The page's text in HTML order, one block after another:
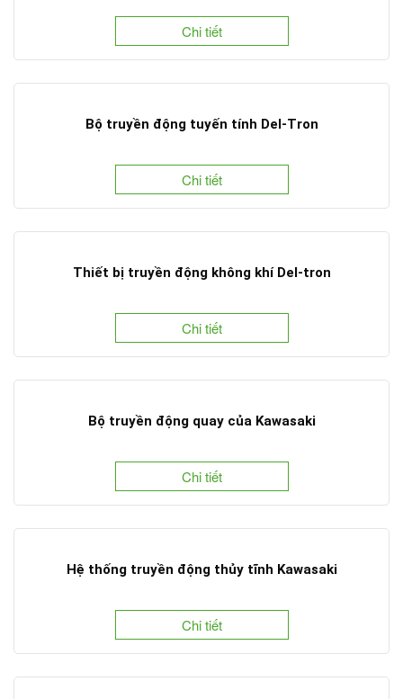
Chi tiết
Bộ truyền động tuyến tính Del-Tron
Chi tiết
Thiết bị truyền động không khí Del-tron
Chi tiết
Bộ truyền động quay của Kawasaki
Chi tiết
Hệ thống truyền động thủy tĩnh Kawasaki
Chi tiết